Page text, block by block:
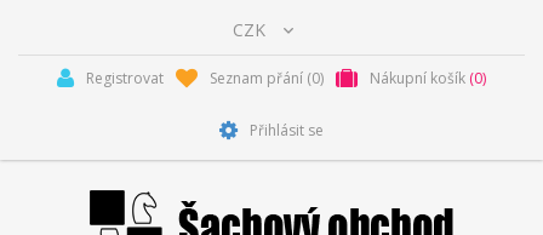
Registrovat Seznam přání (0) Nákupní košík (0)
Přihlásit se